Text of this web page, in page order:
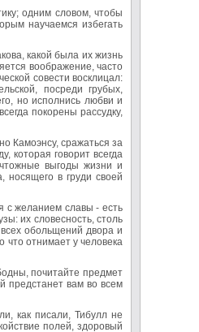
одним словом, чтобы
научаемся избегать
какой была их жизнь
воображение, часто
совести восклицал:
посреди грубых,
но исполнись любви и
покорены рассудку,
Камоэнсу, сражаться за
которая говорит всегда
выгоды жизни и
носящего в груди своей
с желанием славы - есть
их словесность, столь
обольщений двора и
что отнимает у человека
почитайте предмет
предстанет вам во всем
как писали, Тибулл не
полей, здоровый